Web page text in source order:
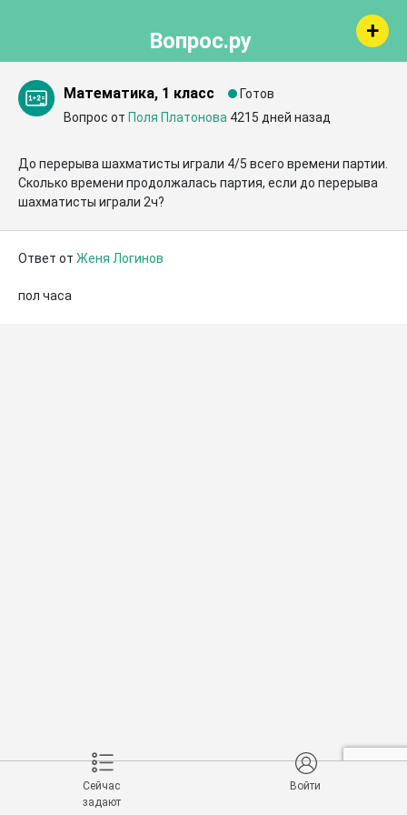
Вопрос.ру
Математика, 1 класс
Готов
Вопрос от Поля Платонова 4215 дней назад
До перерыва шахматисты играли 4/5 всего времени партии.
Сколько времени продолжалась партия, если до перерыва
шахматисты играли 2ч?
Ответ от Женя Логинов
пол часа
Сейчас
задают
Войти